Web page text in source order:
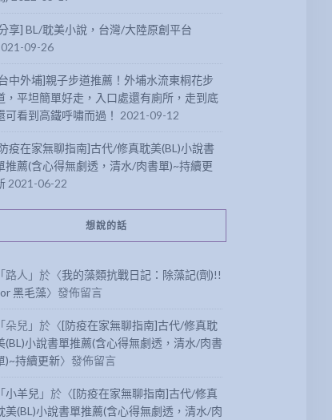
享] BL/耽美小說，台灣/大陸原創平台
09-26
中外埔]親子步道推薦！外埔水流東桐花步
，平坦簡單好走，入口處還有廁所，走到底
可看到高鐵呼嘯而過！ 2021-09-12
疫在家無聊指南]古代/修真耽美(BL)小說書
推薦(含心得無劇透，清水/肉書單)~持續更
2021-06-22
想說的話
「路人 」於〈我的藻類抗戰日記：除藻記(劑)!!
黑毛藻〉發佈留言
「朵兒 」於〈[防疫在家無聊指南]古代/修真耽
(BL)小說書單推薦(含心得無劇透，清水/肉書
)~持續更新〉發佈留言
「小羊兒 」於〈[防疫在家無聊指南]古代/修真
美(BL)小說書單推薦(含心得無劇透，清水/肉